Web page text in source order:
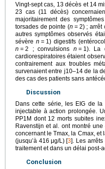
Vingt-sept cas, 13 décès et 14
23 cas (11 décès)
majoritairement des
torsades de pointe (n = 2) ; arrêt
autres symptômes observés
sévère n = 1) digestifs
n = 2 ; convulsions n = 1). La
cardiorespiratoires étaient
contrairement aux troubles
survenaient entre j10–14 de la
des cas des patients sans
Discussion
Dans cette série, les EIG de
injectable à action prolongée.
PP1M dont 12 morts subites
Ravenstijn et al. ont montré
concernant le Tmax, la Cmax, et
(jusqu’à 416 μg/L) [3]. Les arrêts
traitement et dans un délai post-
Conclusion